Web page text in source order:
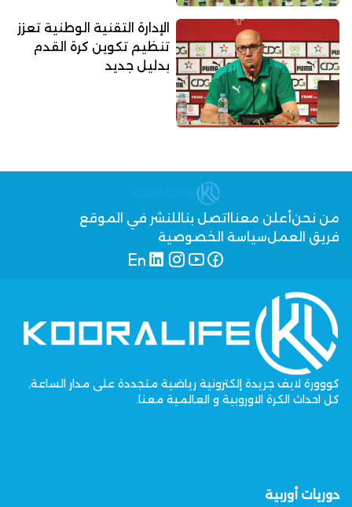
الإدارة التقنية الوطنية تعزز
تنظيم تكوين كرة القدم
بدليل جديد
من نحنأعلن معنا اتصل بنا للنشر في الموقع
فريق العملسياسة الخصوصية
كووورة لايف جريدة إلكترونية رياضية متجددة على مدار الساعة,
كل احداث الكرة الاوروبية و العالمية معنا.
دوريات أوربية